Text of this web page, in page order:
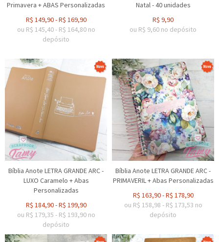
Primavera + ABAS Personalizadas
R$ 149,90-R$ 169,90
ou R$ 145,40- R$ 164,80 no
depósito
Natal - 40 unidades
R$ 9,90
ou R$ 9,60 no depósito
Bíblia Anote LETRA GRANDE ARC -
LUXO Caramelo + Abas
Personalizadas
R$ 184,90-R$ 199,90
ou R$ 179,35 - R$ 193,90 no
depósito
Bíblia Anote LETRA GRANDE ARC -
PRIMAVERIL + Abas Personalizadas
R$ 163,90-R$ 178,90
ou R$ 158,98 - R$ 173,53 no
depósito